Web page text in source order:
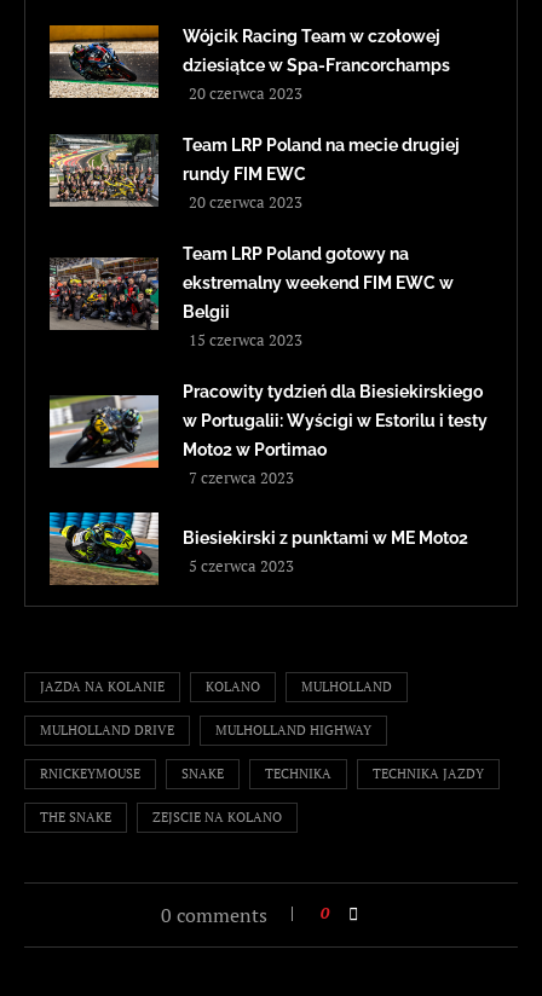
Wójcik Racing Team w czołowej
dziesiątce w Spa-Francorchamps
20 czerwca 2023
Team LRP Poland na mecie drugiej
rundy FIM EWC
20 czerwca 2023
Team LRP Poland gotowy na
ekstremalny weekend FIM EWC w
Belgii
15 czerwca 2023
Pracowity tydzień dla Biesiekirskiego
w Portugalii: Wyścigi w Estorilu i testy
Moto2 w Portimao
7 czerwca 2023
Biesiekirski z punktami w ME Moto2
5 czerwca 2023
JAZDA NA KOLANIE KOLANO MULHOLLAND
MULHOLLAND DRIVE MULHOLLAND HIGHWAY
RNICKEYMOUSE SNAKE TECHNIKA TECHNIKA JAZDY
THE SNAKE ZEJSCIE NA KOLANO
0 comments 0